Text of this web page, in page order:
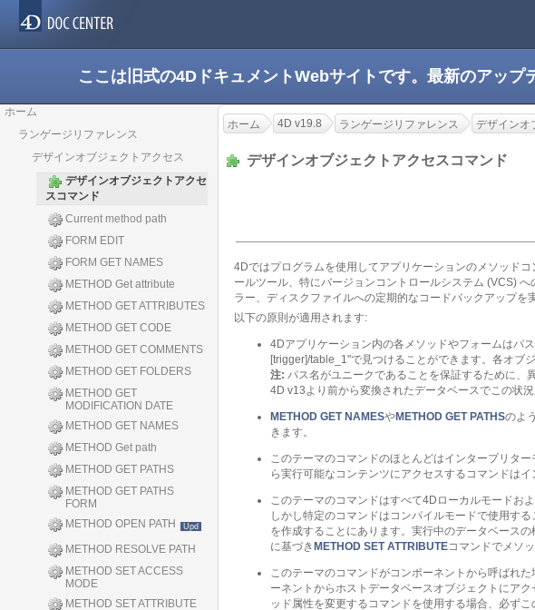
ここは旧式の4DドキュメントWebサイトです。最新のアッ
ホーム
ランゲージリファレンス
デザインオブジェクトアクセス
デザインオブジェクトアクセ
スコマンド
Current method path
FORM EDIT
FORM GET NAMES
METHOD Get attribute
METHOD GET ATTRIBUTES
METHOD GET CODE
METHOD GET COMMENTS
METHOD GET FOLDERS
METHOD GET
MODIFICATION DATE
METHOD GET NAMES
METHOD Get path
METHOD GET PATHS
METHOD GET PATHS
FORM
METHOD OPEN PATH
Upd
METHOD RESOLVE PATH
METHOD SET ACCESS
MODE
METHOD SET ATTRIBUTE
ホーム 4D v19.8 ランゲージリファレンス デザインオ
デザインオブジェクトアクセスコマンド
4Dではプログラムを使用してアプリケーションのメソッド
ールツール、特にバージョンコントロールシステム (VCS)
ラー、ディスクファイルへの定期的なコードバックアップを
以下の原則が適用されます:
4Dアプリケーション内の各メソッドやフォームはパ
[trigger]/table_1"で見つけることができます。各オブ
注: パス名がユニークであることを保証するために、
4D v13より前から変換されたデータベースでこの状
METHOD GET NAMESやMETHOD GET PATHSのよ
きます。
このテーマのコマンドのほとんどはインタープリタ
ら実行可能なコンテンツにアクセスするコマンドは
このテーマのコマンドはすべて4Dローカルモードお
しかし特定のコマンドはコンパイルモードで使用す
を作成することにあります。実行中のデータベース
に基づき METHOD SET ATTRIBUTEコマンドでメソ
このテーマのコマンドがコンポーネントから呼ばれ
ーネントからホストデータベースオブジェクトにア
ッド属性を変更するコマンドを使用する場合、必ず